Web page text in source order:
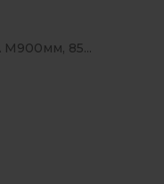
М900мм, 85...